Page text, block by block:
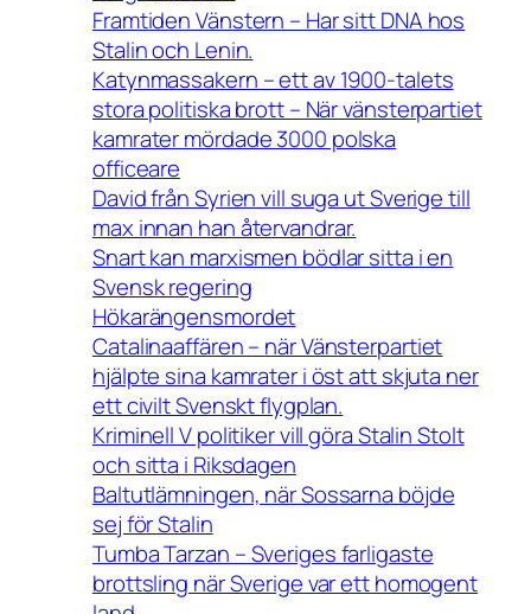
Framtiden Vänstern – Har sitt DNA hos
Stalin och Lenin.
Katynmassakern – ett av 1900-talets
stora politiska brott – När vänsterpartiet
kamrater mördade 3000 polska
officeare
David från Syrien vill suga ut Sverige till
max innan han återvandrar.
Snart kan marxismen bödlar sitta i en
Svensk regering
Hökarängensmordet
Catalinaaffären – när Vänsterpartiet
hjälpte sina kamrater i öst att skjuta ner
ett civilt Svenskt flygplan.
Kriminell V politiker vill göra Stalin Stolt
och sitta i Riksdagen
Baltutlämningen, när Sossarna böjde
sej för Stalin
Tumba Tarzan – Sveriges farligaste
brottsling när Sverige var ett homogent